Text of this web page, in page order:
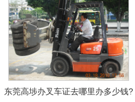
东莞高埗办叉车证去哪里办多少钱?